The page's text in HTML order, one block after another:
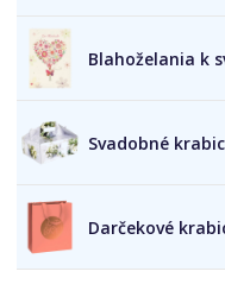
Blahoželania k
Svadobné
Darčekové